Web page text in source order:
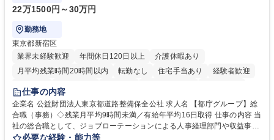
22万1500円～30万円
勤務地
東京都新宿区
業界未経験歓迎
年間休日120日以上
介護休暇あり
月平均残業時間20時間以内
転勤なし 住宅手当あり
経験者歓迎
研修あり
退職金あり
駅近5分以内
資格取得手当あり 食事補助あり
仕事の内容
企業名 公益財団法人東京都道路整備保全公社 求人名 【都庁グループ】総
合職（事務）◇残業月平均9時間未満／有給年平均16日取得 仕事の内容 当
社の総合職として、ジョブローテーションによる人事経理部門や収益事業
等のフロント部門の部署等幅広い部署での業務をお任せいたします。研修
必要な経験・能力等